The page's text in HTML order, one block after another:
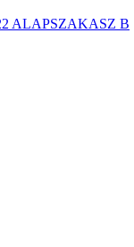
ALAPSZAKASZ B